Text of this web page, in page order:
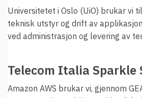
Universitetet i Oslo (UiO) brukar vi
teknisk utstyr og drift av
ved administrasjon og levering av
Telecom Italia Sparkle
Amazon AWS brukar vi, gjennom